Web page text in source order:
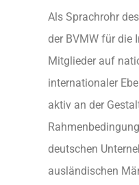
Als Sprachrohr
der BVMW für die
Mitglieder auf
internationaler
aktiv an der
deutschen
ausländischen